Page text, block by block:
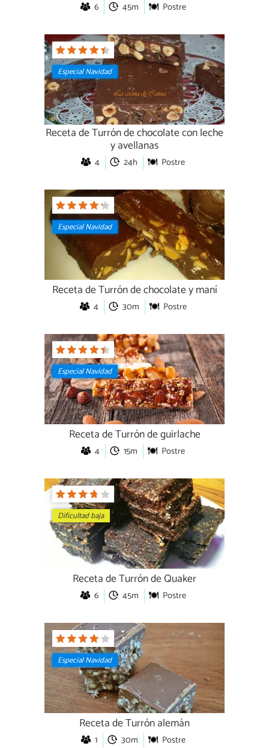
6 45m Postre
Especial Navidad
Receta de Turrón de chocolate con leche
y avellanas
4 24h Postre
Especial Navidad
Receta de Turrón de chocolate y maní
4 30m Postre
Especial Navidad
Receta de Turrón de guirlache
4 15m Postre
Dificultad baja
Receta de Turrón de Quaker
6 45m Postre
Especial Navidad
Receta de Turrón alemán
1 30m Postre